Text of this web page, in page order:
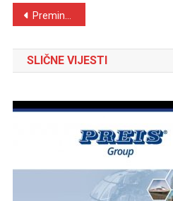
Navigacija
objava
Preminula Ana Lukić (1940.-2024.) iz Kraševa
SLIČNE VIJESTI